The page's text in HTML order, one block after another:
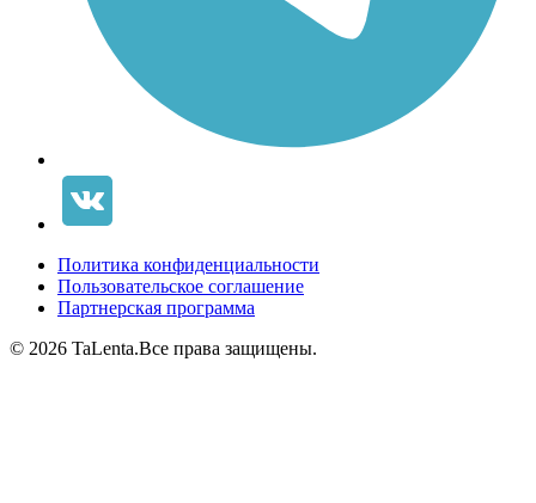
Политика конфиденциальности
Пользовательское соглашение
Партнерская программа
© 2026 TaLenta.Все права защищены.